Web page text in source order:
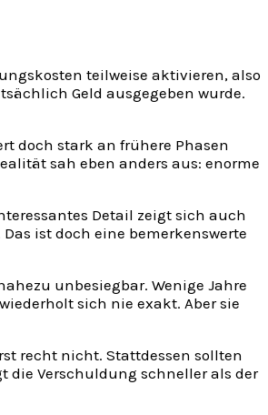
teilweise aktivieren, also
Geld ausgegeben wurde.
doch stark an frühere Phasen
sah eben anders aus: enorme
Detail zeigt sich auch
ist doch eine bemerkenswerte
unbesiegbar. Wenige Jahre
sich nie exakt. Aber sie
recht nicht. Stattdessen sollten
die Verschuldung schneller als der